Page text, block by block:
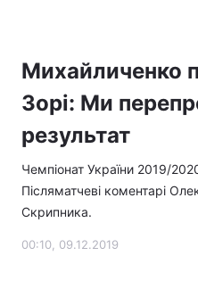
Михайличенко
Зорі: Ми
результат
Чемпіонат України 2019/
Післяматчеві коментарі
Скрипника.
00:10, 09.12.2019